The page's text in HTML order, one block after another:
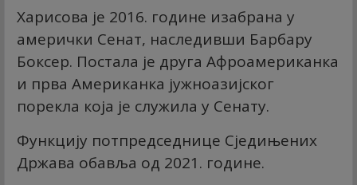
Харисова је 2016. године изабрана у
амерички Сенат, наследивши Барбару
Боксер. Постала је друга Афроамериканка
и прва Американка јужноазијског
порекла која је служила у Сенату.
Функцију потпредседнице Сједињених
Држава обавља од 2021. године.